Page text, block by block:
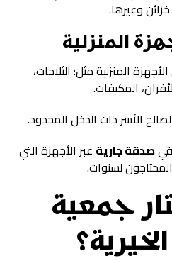
وغيرها.
المنزلية مثل: الثلاجات،
المكيفات.
الأسر ذات الدخل المحدود.
فيصدقة جارية عبر الأجهزة التي
لسنوات.
جمعية